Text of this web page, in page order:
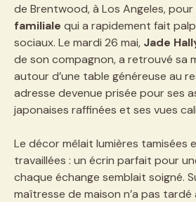
de Brentwood, à Los Angeles, pour
familiale qui a rapidement fait
sociaux. Le mardi 26 mai, Jade
de son compagnon, a retrouvé sa
autour d’une table généreuse au
adresse devenue prisée pour ses
japonaises raffinées et ses vues
Le décor mêlait lumières tamisées
travaillées : un écrin parfait pour
chaque échange semblait soigné.
maîtresse de maison n’a pas